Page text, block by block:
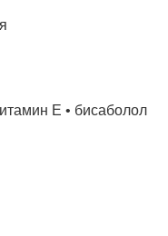
Е • бисаболол